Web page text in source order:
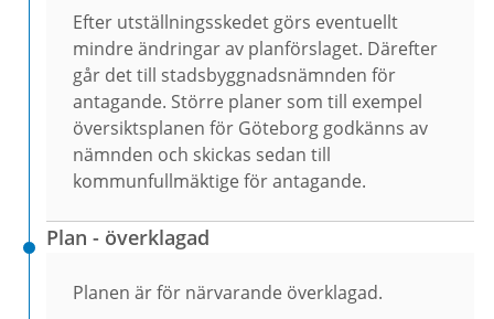
Efter utställningsskedet görs eventuellt
mindre ändringar av planförslaget. Därefter
går det till stadsbyggnadsnämnden för
antagande. Större planer som till exempel
översiktsplanen för Göteborg godkänns av
nämnden och skickas sedan till
kommunfullmäktige för antagande.
Plan - överklagad
Planen är för närvarande överklagad.